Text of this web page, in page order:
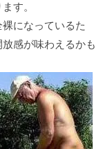
す。
になっているた
感が味わえるかも